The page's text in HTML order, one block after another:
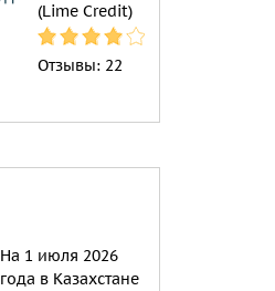
(Lime Credit)
Отзывы: 22
На 1 июля 2026
года в Казахстане